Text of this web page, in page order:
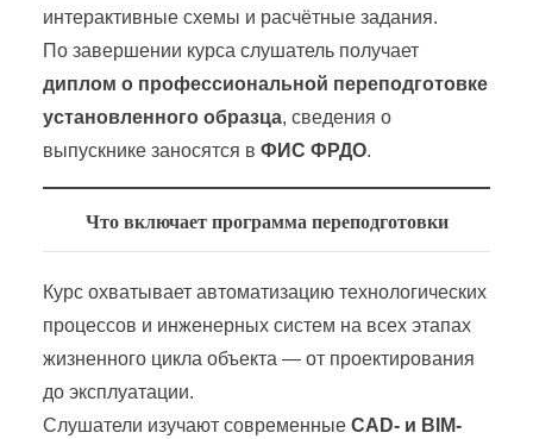
интерактивные схемы и расчётные задания.
По завершении курса слушатель получает
диплом о профессиональной переподготовке
установленного образца, сведения о
выпускнике заносятся в ФИС ФРДО.
Что включает программа переподготовки
Курс охватывает автоматизацию технологических
процессов и инженерных систем на всех этапах
жизненного цикла объекта — от проектирования
до эксплуатации.
Слушатели изучают современные CAD- и BIM-